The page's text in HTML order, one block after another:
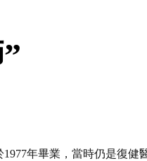
年畢業，當時仍是復健